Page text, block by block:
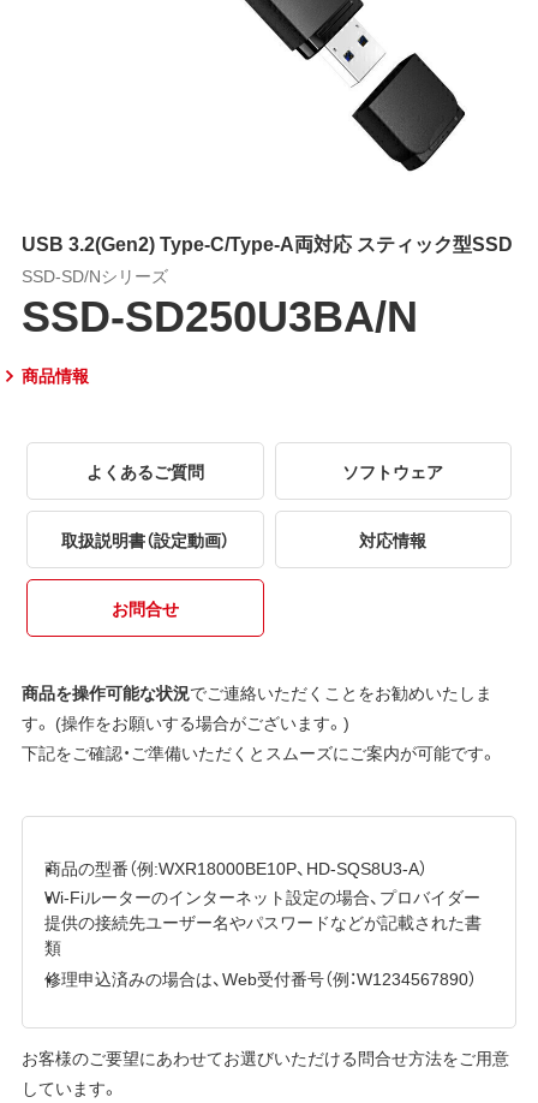
USB 3.2(Gen2) Type-C/Type-A両対応 スティック型SSD
SSD-SD/Nシリーズ
SSD-SD250U3BA/N
商品情報
よくあるご質問 ソフトウェア
取扱説明書（設定動画） 対応情報
お問合せ
商品を操作可能な状況でご連絡いただくことをお勧めいたしま
す。 (操作をお願いする場合がございます。)
下記をご確認・ご準備いただくとスムーズにご案内が可能です。
商品の型番（例:WXR18000BE10P、HD-SQS8U3-A）
Wi-Fiルーターのインターネット設定の場合、プロバイダー
提供の接続先ユーザー名やパスワードなどが記載された書
類
修理申込済みの場合は、Web受付番号（例：W1234567890）
お客様のご要望にあわせてお選びいただける問合せ方法をご用意
しています。